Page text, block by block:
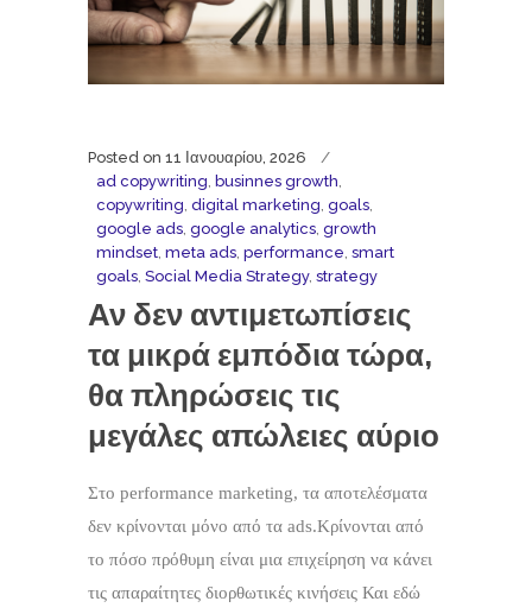
Posted on 11 Ιανουαρίου, 2026
ad copywriting, businnes growth,
copywriting, digital marketing, goals,
google ads, google analytics, growth
mindset, meta ads, performance, smart
goals, Social Media Strategy, strategy
Αν δεν αντιμετωπίσεις
τα μικρά εμπόδια τώρα,
θα πληρώσεις τις
μεγάλες απώλειες αύριο
Στο performance marketing, τα αποτελέσματα
δεν κρίνονται μόνο από τα ads.Κρίνονται από
το πόσο πρόθυμη είναι μια επιχείρηση να κάνει
τις απαραίτητες διορθωτικές κινήσεις Και εδώ